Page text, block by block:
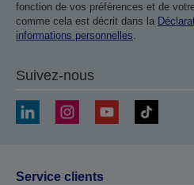
fonction de vos préférences et de
comme cela est décrit dans la
informations personnelles.
Suivez-nous
Service clients